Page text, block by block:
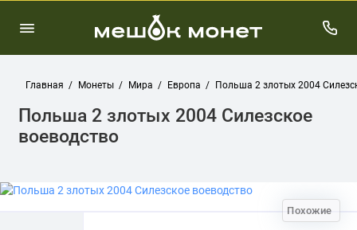
Главная Монеты Мира Европа Польша 2 злотых 2004
Польша 2 злотых 2004 Силезское
воеводство
Похожие